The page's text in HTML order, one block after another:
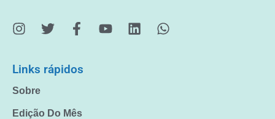
Links rápidos
Sobre
Edição Do Mês